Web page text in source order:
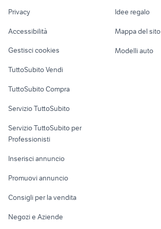
allungabile usato
Garage e box
Loft, mansarde e
Informatica
Console e
Fotografia
Telefonia
Privacy
Accessibilità
Gestisci cookies
TuttoSubito Vendi
TuttoSubito Compra
Servizio TuttoSubito
Servizio TuttoSubito per
Professionisti
Inserisci annuncio
Promuovi annuncio
Consigli per la vendita
Negozi e Aziende
Idee regalo
Mappa del sito
Modelli auto